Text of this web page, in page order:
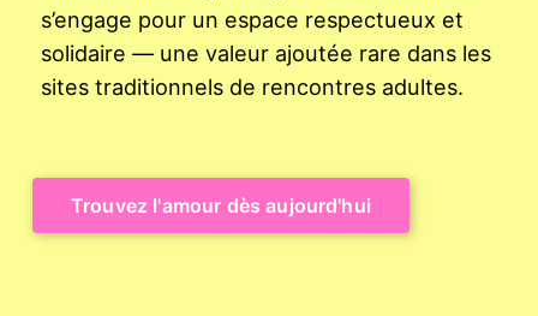
s’engage pour un espace respectueux et
solidaire — une valeur ajoutée rare dans les
sites traditionnels de rencontres adultes.
Trouvez l'amour dès aujourd'hui